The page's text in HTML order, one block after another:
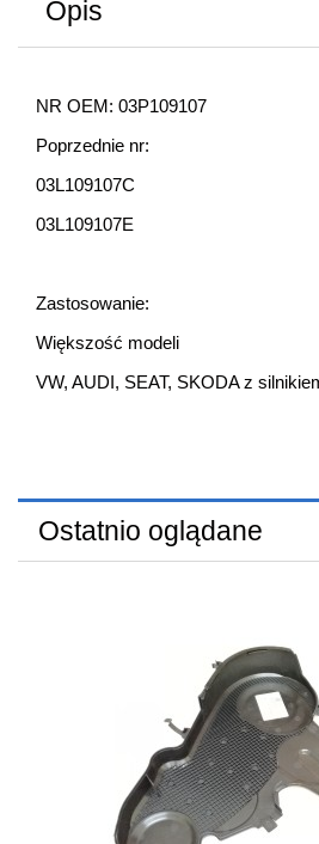
Opis
NR OEM: 03P109107
Poprzednie nr:
03L109107C
03L109107E
Zastosowanie:
Większość modeli
VW, AUDI, SEAT, SKODA z
Ostatnio oglądane